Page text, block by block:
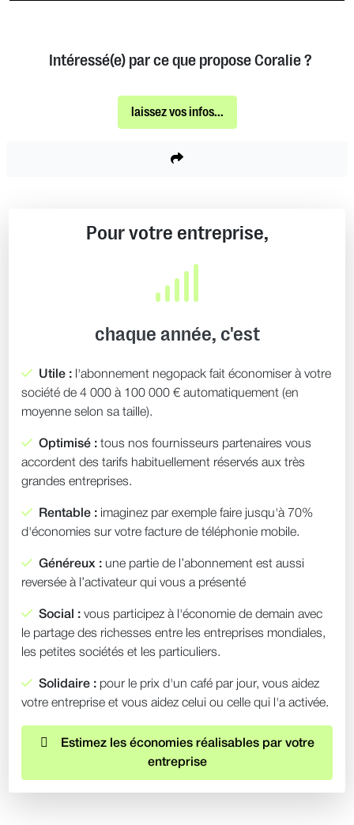
Intéressé(e) par ce que propose Coralie ?
laissez vos infos...
Pour votre entreprise,
chaque année, c'est
Utile : l'abonnement negopack fait économiser à votre
société de 4 000 à 100 000 € automatiquement (en
moyenne selon sa taille).
Optimisé : tous nos fournisseurs partenaires vous
accordent des tarifs habituellement réservés aux très
grandes entreprises.
Rentable : imaginez par exemple faire jusqu'à 70%
d'économies sur votre facture de téléphonie mobile.
Généreux : une partie de l’abonnement est aussi
reversée à l’activateur qui vous a présenté
Social : vous participez à l'économie de demain avec
le partage des richesses entre les entreprises mondiales,
les petites sociétés et les particuliers.
Solidaire : pour le prix d'un café par jour, vous aidez
votre entreprise et vous aidez celui ou celle qui l'a activée.
Estimez les économies réalisables par votre
entreprise